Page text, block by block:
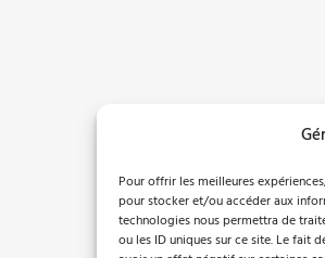
Pour offrir les meilleures
pour stocker et/ou accéder aux
technologies nous permettra de
ou les ID uniques sur ce site. Le fait